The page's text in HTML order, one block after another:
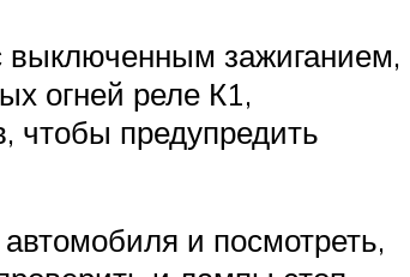
выключенным зажиганием,
огней реле К1,
чтобы предупредить
и посмотреть,